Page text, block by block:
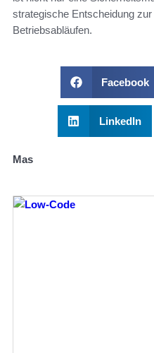
strategische Entscheidung
Betriebsabläufen.
Facebook
LinkedIn
Mas